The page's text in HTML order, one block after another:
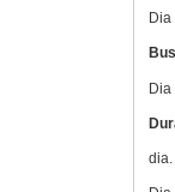
Dia
dia.